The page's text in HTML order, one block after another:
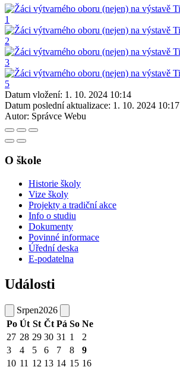
Datum vložení: 1. 10. 2024 10:14
Datum poslední aktualizace: 1. 10. 2024 10:17
Autor: Správce Webu
O škole
Historie školy
Vize školy
Projekty a tradiční akce
Info o studiu
Dokumenty
Povinné informace
Úřední deska
E-podatelna
Události
Srpen2026
Po Út St Čt Pá So Ne
27 28 29 30 31 1
2
3
4 5 6 7 8
9
10 11 12 13 14 15 16